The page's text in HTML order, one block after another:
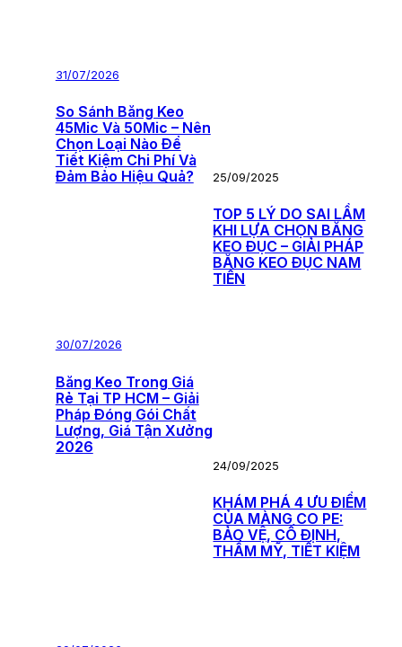
31/07/2026
So Sánh Băng Keo
45Mic Và 50Mic – Nên
Chọn Loại Nào Để
Tiết Kiệm Chi Phí Và
Đảm Bảo Hiệu Quả?
30/07/2026
Băng Keo Trong Giá
Rẻ Tại TP HCM – Giải
Pháp Đóng Gói Chất
Lượng, Giá Tận Xưởng
2026
25/09/2025
TOP 5 LÝ DO SAI LẦM
KHI LỰA CHỌN BĂNG
KEO ĐỤC – GIẢI PHÁP
BĂNG KEO ĐỤC NAM
TIẾN
24/09/2025
KHÁM PHÁ 4 ƯU ĐIỂM
CỦA MÀNG CO PE:
BẢO VỆ, CỐ ĐỊNH,
THẨM MỸ, TIẾT KIỆM